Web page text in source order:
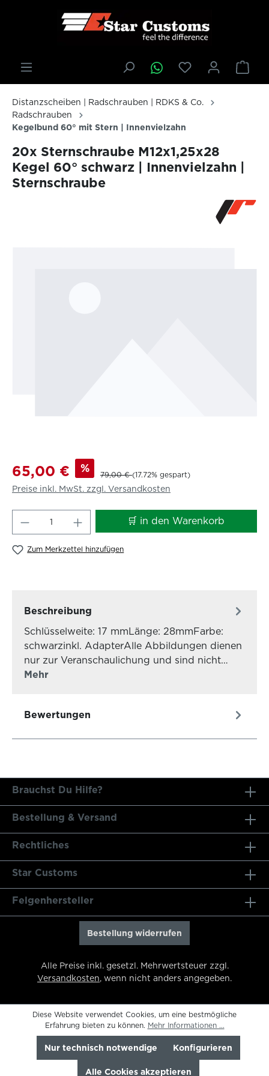
springen
Distanzscheiben | Radschrauben | RDKS & Co.
Radschrauben
Kegelbund 60° mit Stern | Innenvielzahn
20x Sternschraube M12x1,25x28
Kegel 60° schwarz | Innenvielzahn |
Sternschraube
65,00 € %
79,00 €(17.72% gespart)
Preise inkl. MwSt. zzgl. Versandkosten
Produkt Anzahl: Gib den🛒 in den Warenkorb
Zum Merkzettel hinzufügen
Beschreibung
Schlüsselweite: 17 mmLänge: 28mmFarbe:
schwarzinkl. AdapterAlle Abbildungen dienen
nur zur Veranschaulichung und sind nicht…
Mehr
Bewertungen
Brauchst Du Hilfe?
Bestellung & Versand
Rechtliches
Star Customs
Felgenhersteller
Bestellung widerrufen
Alle Preise inkl. gesetzl. Mehrwertsteuer zzgl.
Versandkosten, wenn nicht anders angegeben.
Diese Website verwendet Cookies, um eine bestmögliche
Erfahrung bieten zu können. Mehr Informationen ...
Nur technisch notwendige Konfigurieren
Alle Cookies akzeptieren